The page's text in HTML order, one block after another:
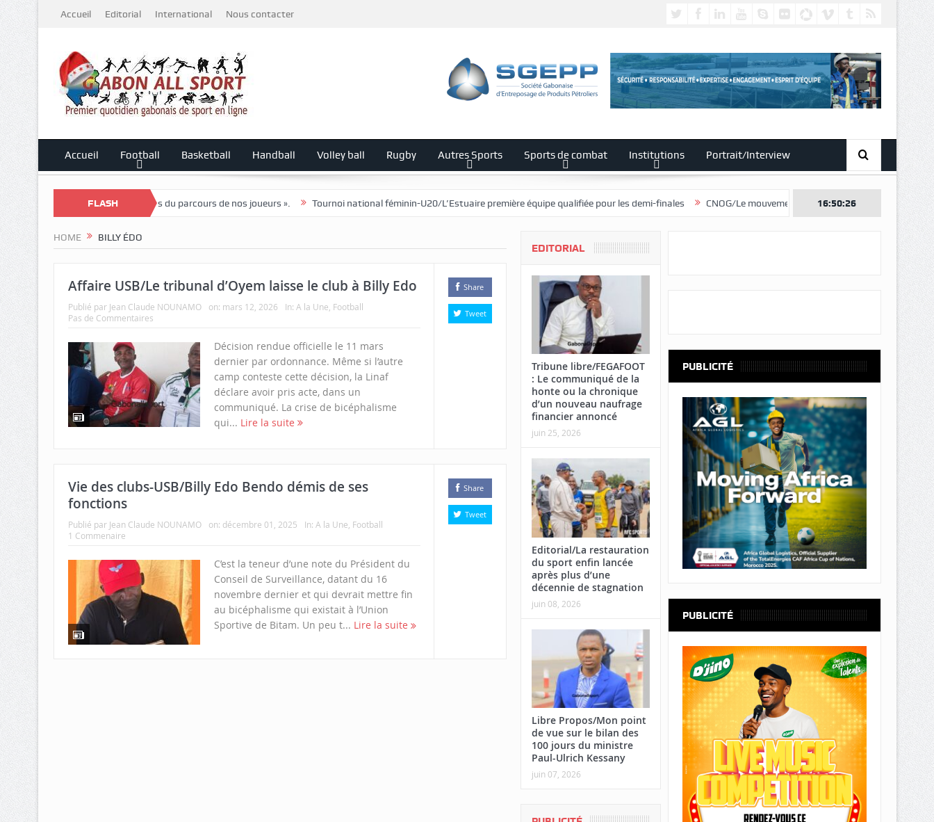
Accueil Editorial International Nous contacter
Accueil Football Basketball Handball Volley ball Rugby Autres Sports Sports de combat Institutions Portrait/Interview
FLASH
« Nous sommes fiers du parcours de nos joueurs ». Tournoi national féminin-U20/L’Estuaire première équipe qualifiée pour les demi-finales CNOG/Le mouvement sportif s’engage dans le don du sang
16:50:27
HOME BILLY ÉDO
Affaire USB/Le tribunal d’Oyem laisse le club à Billy Edo
Publié par Jean Claude NOUNAMO on: mars 12, 2026 In: A la Une Football
Pas de Commentaires
Décision rendue officielle le 11 mars
dernier par ordonnance. Même si l’autre
camp conteste cette décision, la Linaf
déclare avoir pris acte, dans un
communiqué. La crise de bicéphalisme
qui... Lire la suite
Share
Tweet
Vie des clubs-USB/Billy Edo Bendo démis de ses
fonctions
Publié par Jean Claude NOUNAMO on: décembre 01, 2025 In: A la Une, Football
1 Commenaire
C’est la teneur d’une note du Président du
Conseil de Surveillance, datant du 16
novembre dernier et qui devrait mettre fin
au bicéphalisme qui existait à l’Union
Sportive de Bitam. Un peu t... Lire la suite
Share
Tweet
EDITORIAL
Tribune libre/FEGAFOOT
: Le communiqué de la
honte ou la chronique
d’un nouveau naufrage
financier annoncé
juin 25, 2026
Editorial/La restauration
du sport enfin lancée
après plus d’une
décennie de stagnation
juin 08, 2026
Libre Propos/Mon point
de vue sur le bilan des
100 jours du ministre
Paul-Ulrich Kessany
juin 07, 2026
PUBLICITÉ
PUBLICITÉ